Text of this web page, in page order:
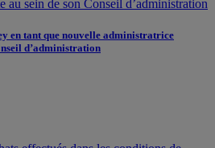
en tant que nouvelle administratrice
d’administration